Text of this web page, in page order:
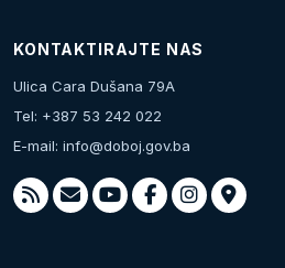
KONTAKTIRAJTE NAS
Ulica Cara Dušana 79A
Tel: +387 53 242 022
E-mail: info@doboj.gov.ba